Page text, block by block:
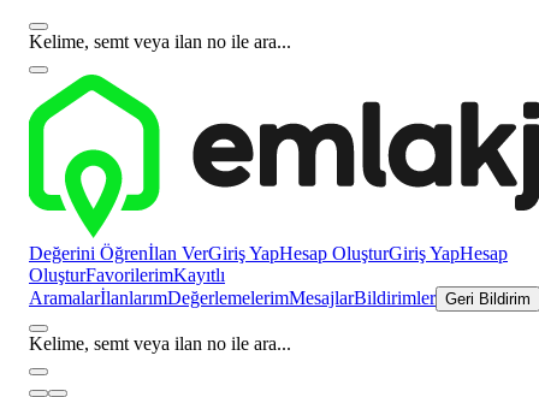
Kelime, semt veya ilan no ile ara...
Değerini Öğrenİlan VerGiriş YapHesap OluşturGiriş YapHesap
OluşturFavorilerimKayıtlı
AramalarİlanlarımDeğerlemelerimMesajlarBildirimler Geri Bildirim
Kelime, semt veya ilan no ile ara...